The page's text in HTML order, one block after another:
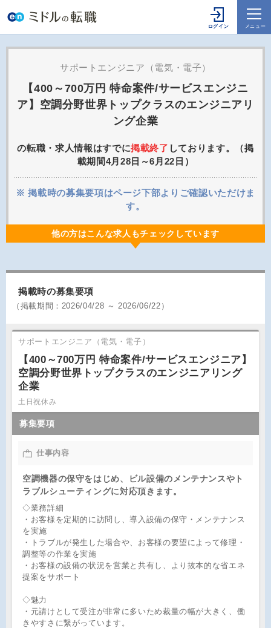
サポートエンジニア（電気・電子）
【400～700万円 特命案件/サービスエンジニ
ア】空調分野世界トップクラスのエンジニアリ
ング企業
の転職・求人情報はすでに掲載終了 しております。（掲
載期間4月28日～6月22日）
※ 掲載時の募集要項はページ下部よりご確認いただけま
す。
他の方はこんな求人もチェックしています
掲載時の募集要項
（ 掲載期間： 2026/04/28 ～ 2026/06/22）
サポートエンジニア（電気・電子）
【400～700万円 特命案件/サービスエンジニア】
空調分野世界トップクラスのエンジニアリング
企業
土日祝休み
募集要項
仕事内容
空調機器の保守をはじめ、ビル設備のメンテナンスやト
ラブルシューティングに対応頂きます。
◇業務詳細
・お客様を定期的に訪問し、導入設備の保守・メンテナンス
を実施
・トラブルが発生した場合や、お客様の要望によって修理・
調整等の作業を実施
・お客様の設備の状況を営業と共有し、より抜本的な省エネ
提案をサポート
◇魅力
・元請けとして受注が非常に多いため裁量の幅が大きく、働
きやすさに繋がっています。